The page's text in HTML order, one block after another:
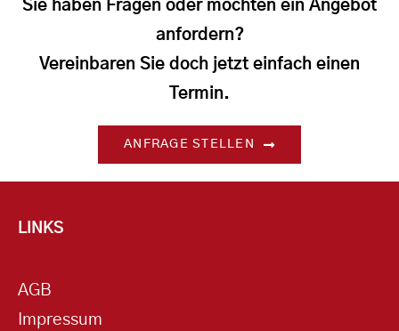
Sie haben Fragen oder möchten ein Angebot
anfordern?
Vereinbaren Sie doch jetzt einfach einen
Termin.
ANFRAGE STELLEN
LINKS
AGB
Impressum